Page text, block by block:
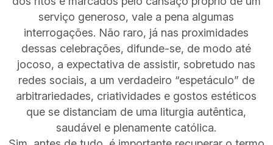
serviço generoso, vale a pena algumas
interrogações. Não raro, já nas proximidades
dessas celebrações, difunde-se, de modo até
jocoso, a expectativa de assistir, sobretudo nas
redes sociais, a um verdadeiro “espetáculo” de
arbitrariedades, criatividades e gostos estéticos
que se distanciam de uma liturgia autêntica,
saudável e plenamente católica.